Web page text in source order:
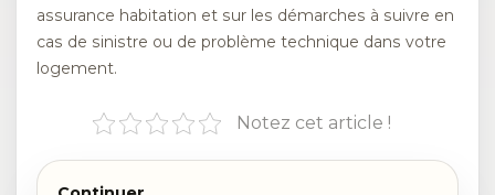
assurance habitation et sur les démarches à suivre en
cas de sinistre ou de problème technique dans votre
logement.
Notez cet article !